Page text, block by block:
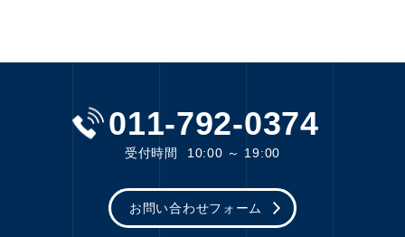
011-792-0374
受付時間 10:00 ～ 19:00
お問い合わせフォーム